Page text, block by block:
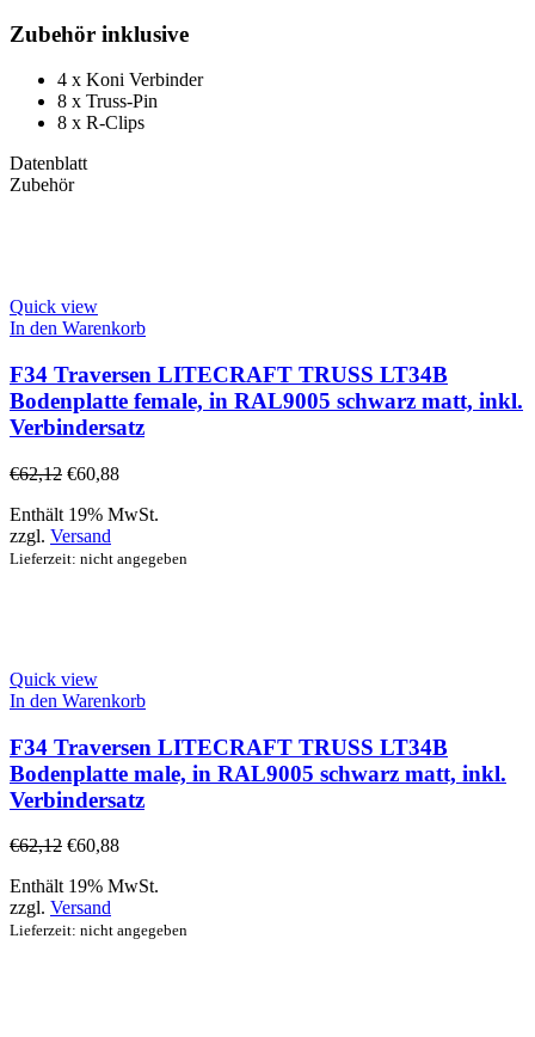
Zubehör inklusive
4 x Koni Verbinder
8 x Truss-Pin
8 x R-Clips
Datenblatt
Zubehör
Quick view
In den Warenkorb
F34 Traversen LITECRAFT TRUSS LT34B
Bodenplatte female, in RAL9005 schwarz matt, inkl.
Verbindersatz
€62,12 €60,88
Enthält 19% MwSt.
zzgl. Versand
Lieferzeit: nicht angegeben
Quick view
In den Warenkorb
F34 Traversen LITECRAFT TRUSS LT34B
Bodenplatte male, in RAL9005 schwarz matt, inkl.
Verbindersatz
€62,12 €60,88
Enthält 19% MwSt.
zzgl. Versand
Lieferzeit: nicht angegeben